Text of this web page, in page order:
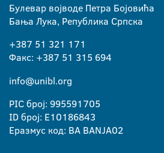
Булевар војводе Петра Бојовића
Бања Лука, Република Српска
+387 51 321 171
Факс: +387 51 315 694
info@unibl.org
PIC број: 995591705
ID број: E10186843
Еразмус код: BA BANJA02